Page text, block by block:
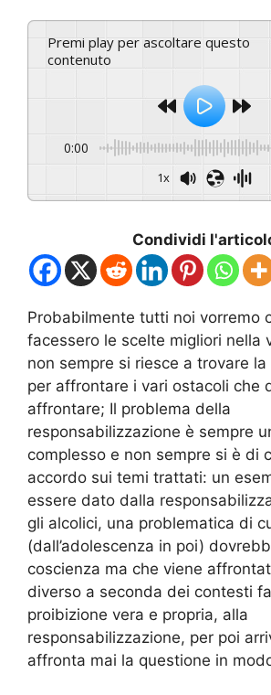
Premi play per ascoltare questo
contenuto
0:00
1x
Condividi
Probabilmente tutti noi vorremo
facessero le scelte migliori nella
non sempre si riesce a trovare
per affrontare i vari ostacoli che
affrontare; Il problema della
responsabilizzazione è sempre
complesso e non sempre si è di
accordo sui temi trattati: un
essere dato dalla
gli alcolici, una problematica di
(dall’adolescenza in poi)
coscienza ma che viene
diverso a seconda dei contesti
proibizione vera e propria, alla
responsabilizzazione, per poi
affronta mai la questione in